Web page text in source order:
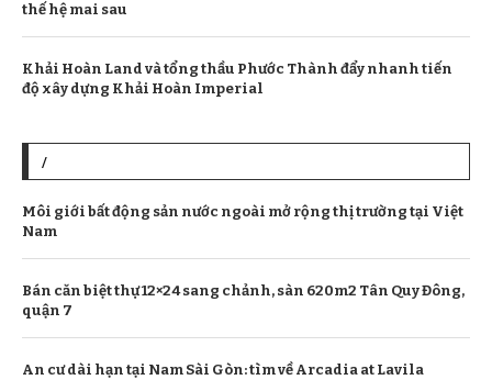
thế hệ mai sau
Khải Hoàn Land và tổng thầu Phước Thành đẩy nhanh tiến
độ xây dựng Khải Hoàn Imperial
/
Môi giới bất động sản nước ngoài mở rộng thị trường tại Việt
Nam
Bán căn biệt thự 12×24 sang chảnh, sàn 620m2 Tân Quy Đông,
quận 7
An cư dài hạn tại Nam Sài Gòn: tìm về Arcadia at Lavila